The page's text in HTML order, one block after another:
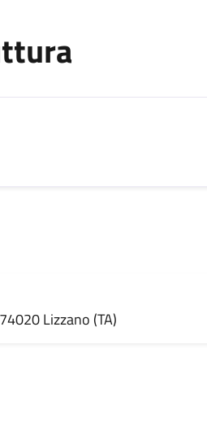
Lizzano (TA)